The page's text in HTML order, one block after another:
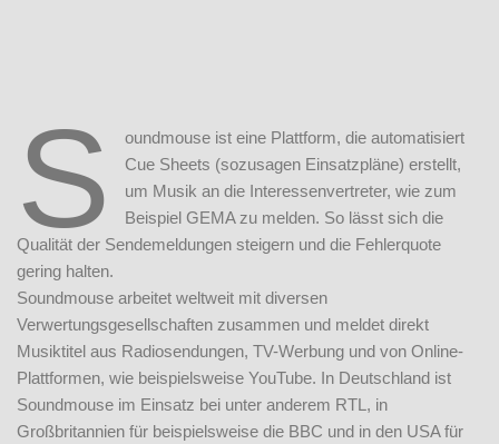
S
oundmouse ist eine Plattform, die automatisiert
Cue Sheets (sozusagen Einsatzpläne) erstellt,
um Musik an die Interessenvertreter, wie zum
Beispiel GEMA zu melden. So lässt sich die
Qualität der Sendemeldungen steigern und die Fehlerquote
gering halten.
Soundmouse arbeitet weltweit mit diversen
Verwertungsgesellschaften zusammen und meldet direkt
Musiktitel aus Radiosendungen, TV-Werbung und von Online-
Plattformen, wie beispielsweise YouTube. In Deutschland ist
Soundmouse im Einsatz bei unter anderem RTL, in
Großbritannien für beispielsweise die BBC und in den USA für